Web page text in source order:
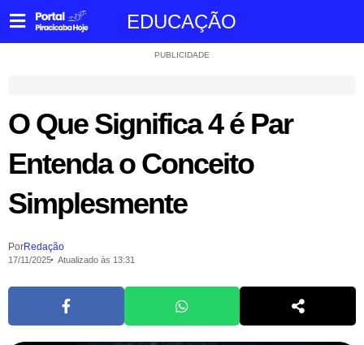
EDUCAÇÃO
PUBLICIDADE
O Que Significa 4 é Par
Entenda o Conceito
Simplesmente
PorRedação
17/11/2025 Atualizado às 13:31